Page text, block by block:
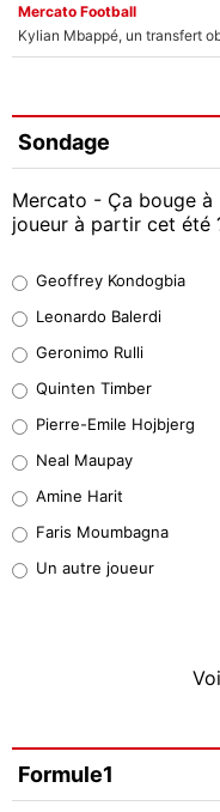
Mercato Football
Kylian Mbappé, un transfert
Sondage
Mercato - Ça bouge à
joueur à partir cet été
38%
32%
5%
1%
9%
Faris Moumbagna
4%
Geoffrey Kondogbia
Leonardo Balerdi
Geronimo Rulli
Quinten Timber
Pierre-Emile Hojbjerg
Neal Maupay
Amine Harit
Faris Moumbagna
Un autre joueur
Formule1